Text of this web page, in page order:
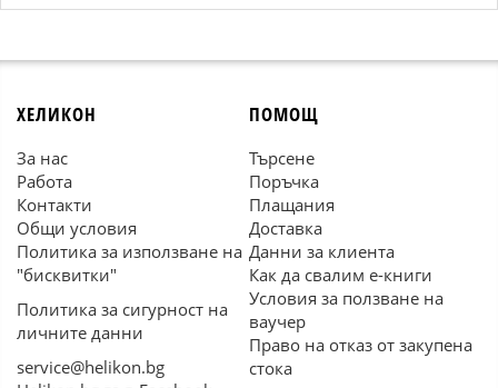
ХЕЛИКОН
За нас
Работа
Контакти
Общи условия
Политика за използване на
"бисквитки"
Политика за сигурност на
личните данни
service@helikon.bg
ПОМОЩ
Търсене
Поръчка
Плащания
Доставка
Данни за клиента
Как да свалим е-книги
Условия за ползване на
ваучер
Право на отказ от закупена
стока